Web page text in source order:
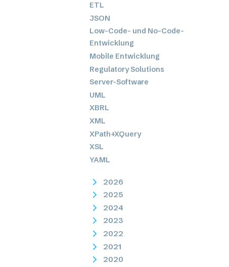
ETL
JSON
Low-Code- und No-Code-
Entwicklung
Mobile Entwicklung
Regulatory Solutions
Server-Software
UML
XBRL
XML
XPath+XQuery
XSL
YAML
2026
2025
2024
2023
2022
2021
2020